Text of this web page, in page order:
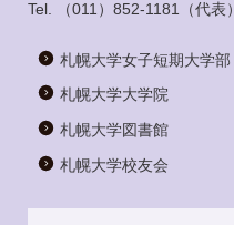
Tel.
（011）852-1181 （代表）
札幌大学女子短期大学部
札幌大学大学院
札幌大学図書館
札幌大学校友会